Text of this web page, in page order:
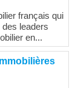
français qui
leaders
en...